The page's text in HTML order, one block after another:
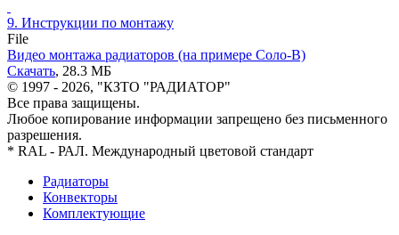
9. Инструкции по монтажу
File
Видео монтажа радиаторов (на примере Соло-В)
Скачать, 28.3 MБ
© 1997 - 2026, "КЗТО "РАДИАТОР"
Все права защищены.
Любое копирование информации запрещено без письменного
разрешения.
* RAL - РАЛ. Международный цветовой стандарт
Радиаторы
Конвекторы
Комплектующие